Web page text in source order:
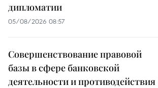
дипломатии
05/08/2026 08:57
Совершенствование правовой
базы в сфере банковской
деятельности и противодействия